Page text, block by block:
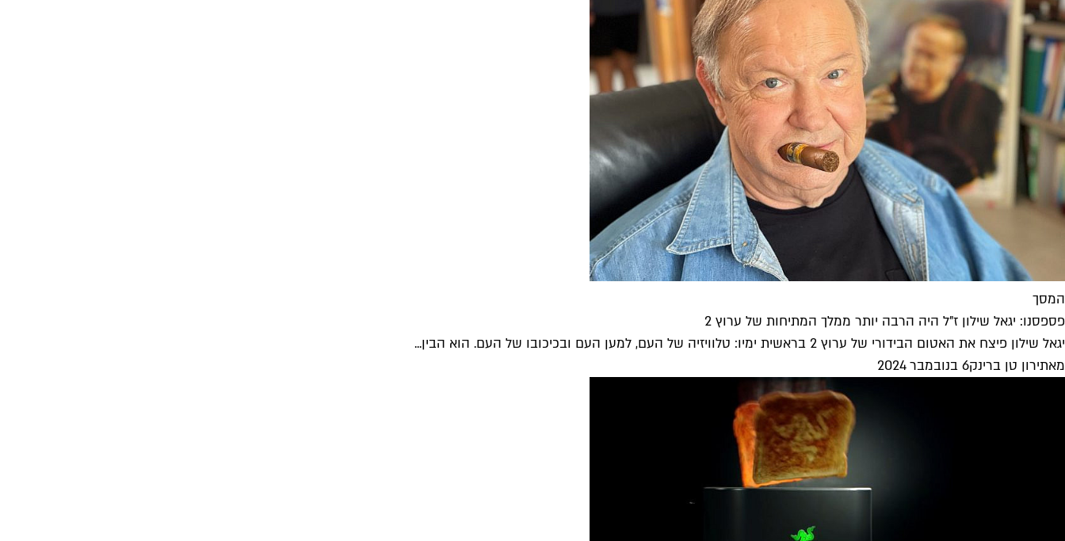
המסך
פספסנו: יגאל שילון ז"ל היה הרבה יותר ממלך המתיחות של ערוץ 2
יגאל שילון פיצח את האטום הבידורי של ערוץ 2 בראשית ימיו: טלוויזיה של העם, למען העם ובכיכובו של העם. הוא הבין...
מאתירון טן ברינק6 בנובמבר 2024